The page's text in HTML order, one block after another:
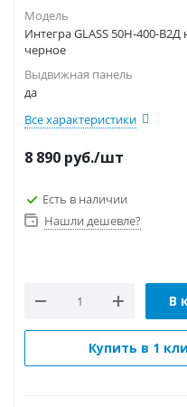
Модель
Интегра GLASS 50Н-400-
черное
Выдвижная панель
да
Все характеристики
8 890 руб./шт
Есть в наличии
Нашли дешевле?
В
Купить в 1